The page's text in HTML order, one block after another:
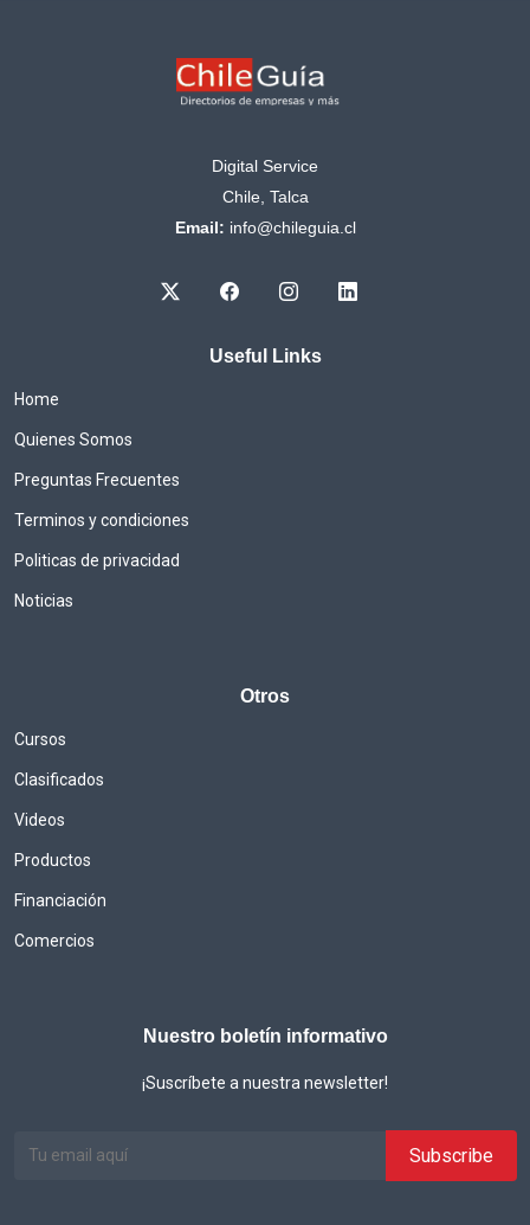
Digital Service
Chile, Talca
Email: info@chileguia.cl
Useful Links
Home
Quienes Somos
Preguntas Frecuentes
Terminos y condiciones
Politicas de privacidad
Noticias
Otros
Cursos
Clasificados
Videos
Productos
Financiación
Comercios
Nuestro boletín informativo
¡Suscríbete a nuestra newsletter!